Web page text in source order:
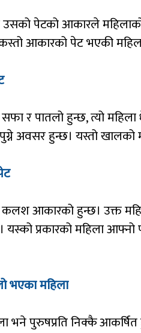
पेटको आकारले
आकारको पेट भएकी
र पातलो हुन्छ, त्यो
अवसर हुन्छ। यस्तो खालको
आकारको हुन्छ। उक्त
प्रकारको महिला आफ्नो
भएका महिला
भने पुरुषप्रति निक्कै